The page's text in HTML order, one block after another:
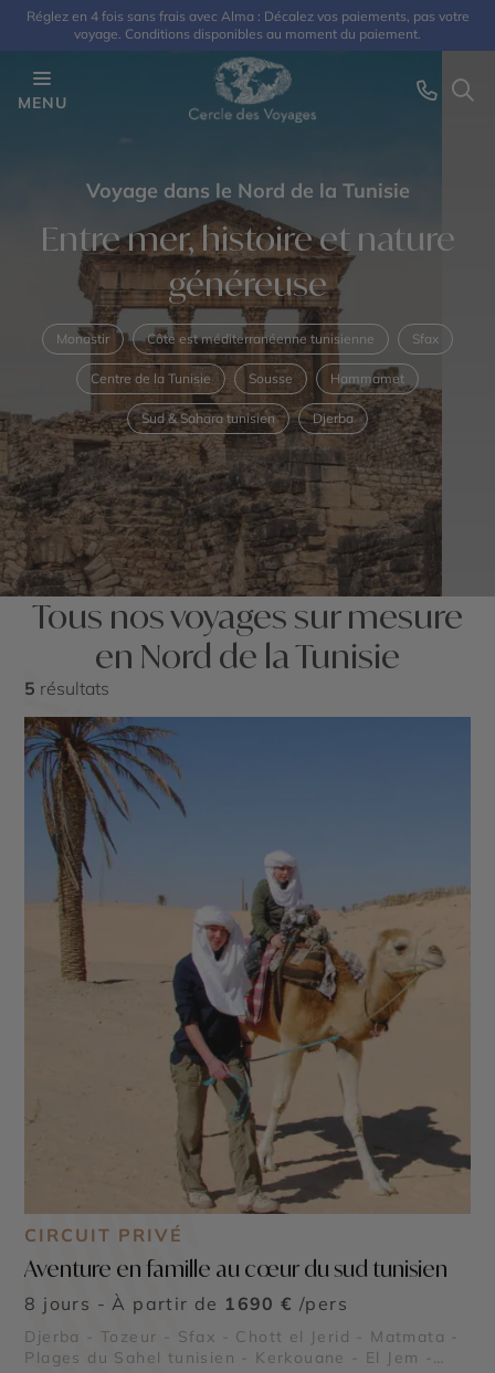
Réglez en 4 fois sans frais avec Alma : Décalez vos paiements, pas votre
voyage. Conditions disponibles au moment du paiement.
MENU
Voyage dans le Nord de la Tunisie
Entre mer, histoire et nature
généreuse
Monastir Côte est méditerranéenne tunisienne Sfax
Centre de la Tunisie Sousse Hammamet
Sud & Sahara tunisien Djerba
Tous nos voyages sur mesure
en Nord de la Tunisie
5 résultats
CIRCUIT PRIVÉ
Aventure en famille au cœur du sud tunisien
8 jours - À partir de 1690 € /pers
Djerba - Tozeur - Sfax - Chott el Jerid - Matmata -
Plages du Sahel tunisien - Kerkouane - El Jem -